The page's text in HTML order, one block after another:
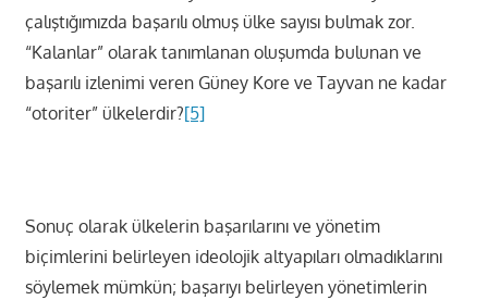
çalıştığımızda başarılı olmuş ülke sayısı bulmak zor.
“Kalanlar” olarak tanımlanan oluşumda bulunan ve
başarılı izlenimi veren Güney Kore ve Tayvan ne kadar
“otoriter” ülkelerdir?[5]
Sonuç olarak ülkelerin başarılarını ve yönetim
biçimlerini belirleyen ideolojik altyapıları olmadıklarını
söylemek mümkün; başarıyı belirleyen yönetimlerin